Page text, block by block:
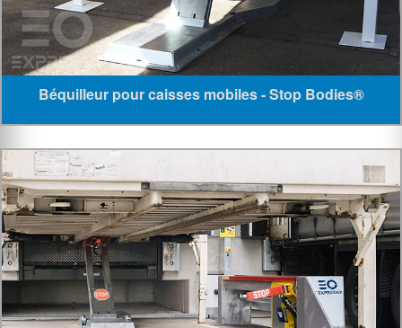
Béquilleur pour caisses mobiles - Stop Bodies®